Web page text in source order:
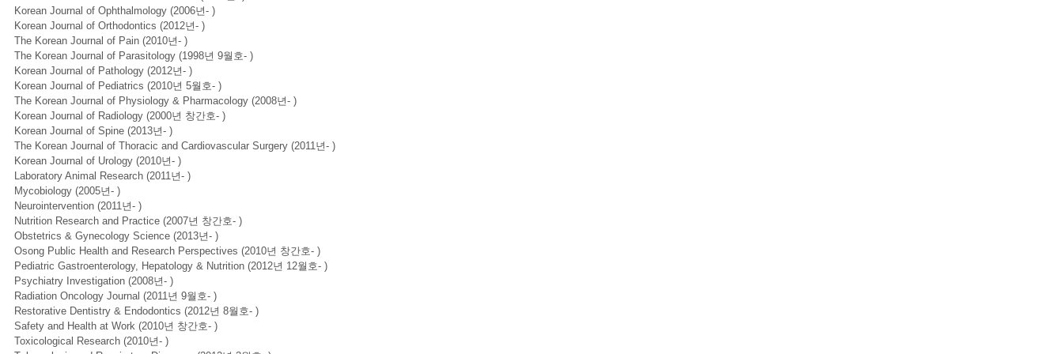
Korean Journal of Ophthalmology (2006년- )
Korean Journal of Orthodontics (2012년- )
The Korean Journal of Pain (2010년- )
The Korean Journal of Parasitology (1998년 9월호- )
Korean Journal of Pathology (2012년- )
Korean Journal of Pediatrics (2010년 5월호- )
The Korean Journal of Physiology & Pharmacology (2008년- )
Korean Journal of Radiology (2000년 창간호- )
Korean Journal of Spine (2013년- )
The Korean Journal of Thoracic and Cardiovascular Surgery (2011년- )
Korean Journal of Urology (2010년- )
Laboratory Animal Research (2011년- )
Mycobiology (2005년- )
Neurointervention (2011년- )
Nutrition Research and Practice (2007년 창간호- )
Obstetrics & Gynecology Science (2013년- )
Osong Public Health and Research Perspectives (2010년 창간호- )
Pediatric Gastroenterology, Hepatology & Nutrition (2012년 12월호- )
Psychiatry Investigation (2008년- )
Radiation Oncology Journal (2011년 9월호- )
Restorative Dentistry & Endodontics (2012년 8월호- )
Safety and Health at Work (2010년 창간호- )
Toxicological Research (2010년- )